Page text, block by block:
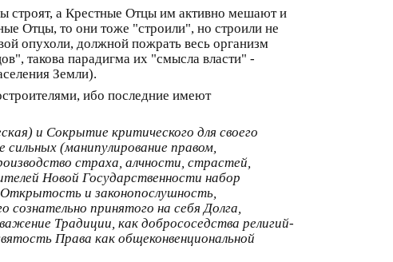
строят, а Крестные Отцы им активно мешают и
Отцы, то они тоже "строили", но строили не
опухоли, должной пожрать весь организм
такова парадигма их "смысла власти" -
Земли).
ибо последние имеют
и Сокрытие критического для своего
(манипулирование правом,
страха, алчности, страстей,
Новой Государственности набор
и законопослушность,
сознательно принятого на себя Долга,
Традиции, как добрососедства религий-
Права как общеконвенциональной